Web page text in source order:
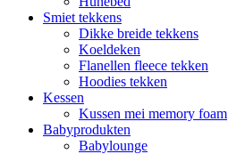
Smiet tekkens
Dikke breide tekkens
Koeldeken
Flanellen fleece tekken
Hoodies tekken
Kessen
Kussen mei memory foam
Babyprodukten
Babylounge